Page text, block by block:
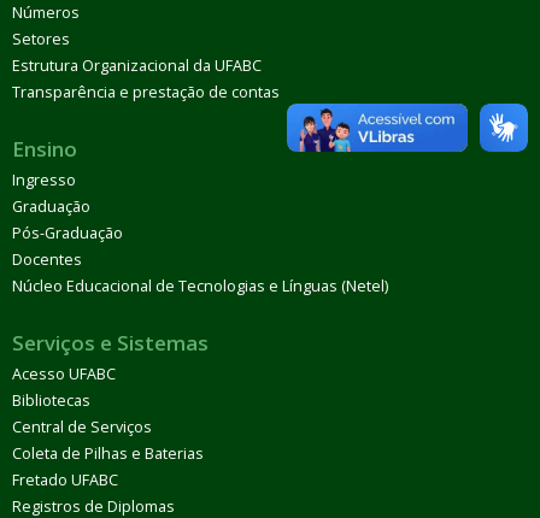
Números
Setores
Estrutura Organizacional da UFABC
Transparência e prestação de contas
Ensino
Ingresso
Graduação
Pós-Graduação
Docentes
Núcleo Educacional de Tecnologias e Línguas (Netel)
Serviços e Sistemas
Acesso UFABC
Bibliotecas
Central de Serviços
Coleta de Pilhas e Baterias
Fretado UFABC
Registros de Diplomas